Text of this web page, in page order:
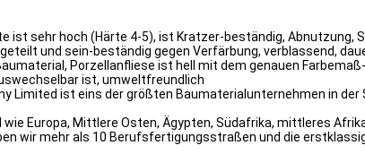
ist sehr hoch (Härte 4-5), ist Kratzer-beständig, Abnutzung,
und sein-beständig gegen Verfärbung, verblassend,
Porzellanfliese ist hell mit dem genauen
ist, umweltfreundlich
Limited ist eins der größten Baumaterialunternehmen in
Europa, Mittlere Osten, Ägypten, Südafrika, mittleres
wir mehr als 10 Berufsfertigungsstraßen und die